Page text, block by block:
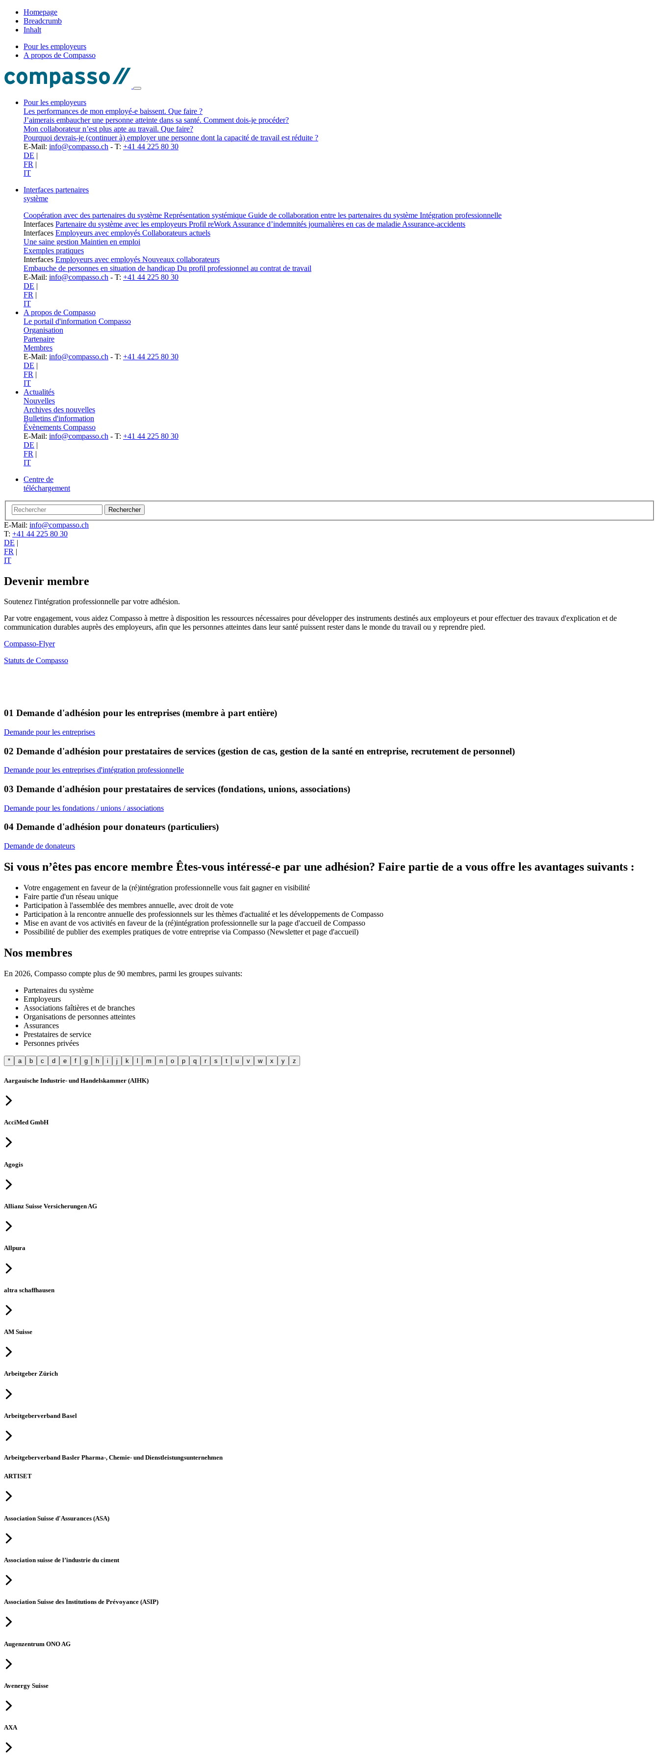
Homepage
Breadcrumb
Inhalt
Pour les employeurs
A propos de Compasso
Pour les employeurs
Les performances de mon employé-e baissent. Que faire ?
J’aimerais embaucher une personne atteinte dans sa santé. Comment dois-je procéder?
Mon collaborateur n’est plus apte au travail. Que faire?
Pourquoi devrais-je (continuer à) employer une personne dont la capacité de travail est réduite ?
E-Mail: info@compasso.ch - T: +41 44 225 80 30
DE |
FR |
IT
Interfaces partenaires
système
Coopération avec des partenaires du système Représentation systémique Guide de collaboration entre les partenaires du système Intégration professionnelle
Interfaces Partenaire du système avec les employeurs Profil reWork Assurance d’indemnités journalières en cas de maladie Assurance-accidents
Interfaces Employeurs avec employés Collaborateurs actuels
Une saine gestion Maintien en emploi
Exemples pratiques
Interfaces Employeurs avec employés Nouveaux collaborateurs
Embauche de personnes en situation de handicap Du profil professionnel au contrat de travail
E-Mail: info@compasso.ch - T: +41 44 225 80 30
DE |
FR |
IT
A propos de Compasso
Le portail d'information Compasso
Organisation
Partenaire
Membres
E-Mail: info@compasso.ch - T: +41 44 225 80 30
DE |
FR |
IT
Actualités
Nouvelles
Archives des nouvelles
Bulletins d'information
Évènements Compasso
E-Mail: info@compasso.ch - T: +41 44 225 80 30
DE |
FR |
IT
Centre de
téléchargement
E-Mail: info@compasso.ch
T: +41 44 225 80 30
DE |
FR |
IT
Devenir membre
Soutenez l'intégration professionnelle par votre adhésion.
Par votre engagement, vous aidez Compasso à mettre à disposition les ressources nécessaires pour développer des instruments destinés aux employeurs et pour effectuer des travaux d'explication et de
communication durables auprès des employeurs, afin que les personnes atteintes dans leur santé puissent rester dans le monde du travail ou y reprendre pied.
Compasso-Flyer
Statuts de Compasso
01 Demande d'adhésion pour les entreprises (membre à part entière)
Demande pour les entreprises
02 Demande d'adhésion pour prestataires de services (gestion de cas, gestion de la santé en entreprise, recrutement de personnel)
Demande pour les entreprises d'intégration professionnelle
03 Demande d'adhésion pour prestataires de services (fondations, unions, associations)
Demande pour les fondations / unions / associations
04 Demande d'adhésion pour donateurs (particuliers)
Demande de donateurs
Si vous n’êtes pas encore membre Êtes-vous intéressé-e par une adhésion? Faire partie de a vous offre les avantages suivants :
Votre engagement en faveur de la (ré)intégration professionnelle vous fait gagner en visibilité
Faire partie d'un réseau unique
Participation à l'assemblée des membres annuelle, avec droit de vote
Participation à la rencontre annuelle des professionnels sur les thèmes d'actualité et les développements de Compasso
Mise en avant de vos activités en faveur de la (ré)intégration professionnelle sur la page d'accueil de Compasso
Possibilité de publier des exemples pratiques de votre entreprise via Compasso (Newsletter et page d'accueil)
Nos membres
En 2026, Compasso compte plus de 90 membres, parmi les groupes suivants:
Partenaires du système
Employeurs
Associations faîtières et de branches
Organisations de personnes atteintes
Assurances
Prestataires de service
Personnes privées
* a b c d e f g h i j k m n o p q r s t u v w x y z
Aargauische Industrie- und Handelskammer (AIHK)
AcciMed GmbH
Agogis
Allianz Suisse Versicherungen AG
Allpura
altra schaffhausen
AM Suisse
Arbeitgeber Zürich
Arbeitgeberverband Basel
Arbeitgeberverband Basler Pharma-, Chemie- und Dienstleistungsunternehmen
ARTISET
Association Suisse d'Assurances (ASA)
Association suisse de l’industrie du ciment
Association Suisse des Institutions de Prévoyance (ASIP)
Augenzentrum ONO AG
Avenergy Suisse
AXA